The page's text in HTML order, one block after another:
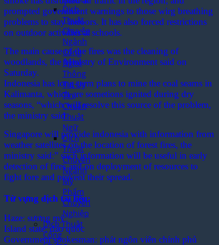
Dịch
Thuật
Chuyên
Ngành
Công
Nghệ
Thông
Tin Uy
Tín,
Chuẩn
Thuật
Ngữ
Dịch
Thuật
Chuyên
Ngành
Mỹ
Phẩm
Chuyên
Nghiệp
Dịch Thuật
Công
prompted government warnings to those wirg breathing
problems to stay indoors. It has also forced restrictions
on outdoor activities at schools.
The main cause of the fires was the cleaning of
woodlands, the Ministry of Environment said on
Saturday.
Indonesia has long-term plans to mine the coal seams in
Kalimanta, which are sometions ignited during dry
seasons, “which will resolve this source of the problem,
the ministry said.
Singapore will provide indonesia with information from
weather satellites on the location of forest fires, the
ministry said:” such information will be useful in early
detection of fires and on deployment of resources to
fight fore and prevent their spread.
Từ vựng dịch tài liệu:
Haze: sương mỳ
Island state: đảo quốc
Government spokesman: phát ngôn viên chính phủ